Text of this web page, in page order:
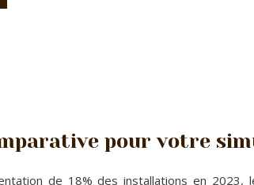
pour votre
de 18% des installations en 2023,